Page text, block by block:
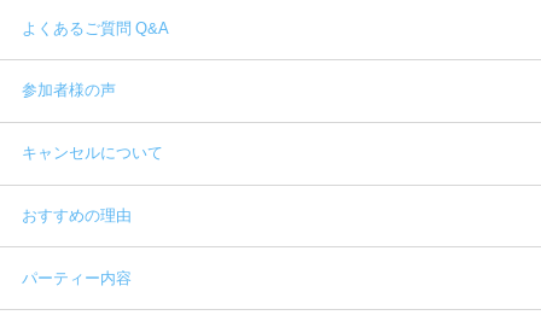
よくあるご質問 Q&A
参加者様の声
キャンセルについて
おすすめの理由
パーティー内容